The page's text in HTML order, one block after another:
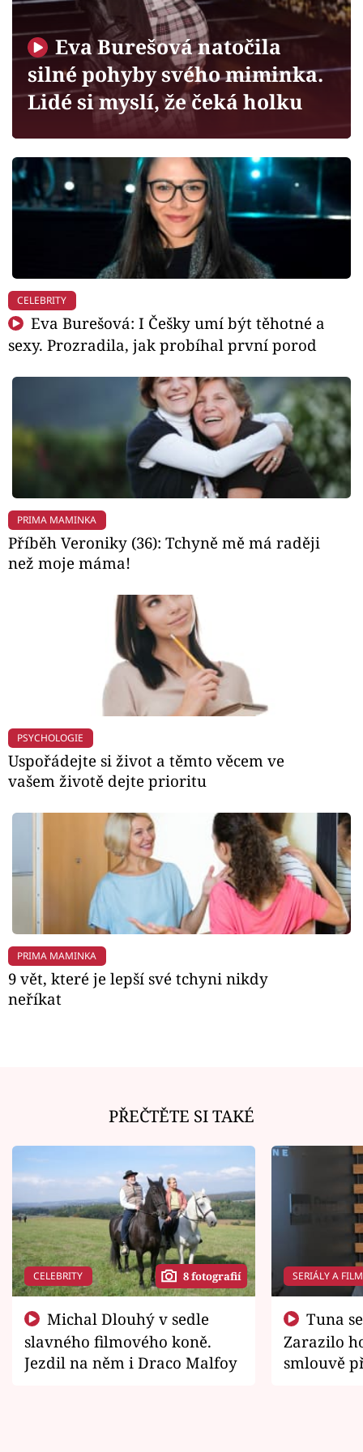
Sledujte prima+
Filmový festival Karlovy Vary
Mámy sobě
Přihlášení
Sledujte nás
Eva Burešová natočila
silné pohyby svého miminka.
Lidé si myslí, že čeká holku
CELEBRITY
Eva Burešová: I Češky umí být těhotné a
sexy. Prozradila, jak probíhal první porod
PRIMA MAMINKA
Příběh Veroniky (36): Tchyně mě má raději
než moje máma!
PSYCHOLOGIE
Uspořádejte si život a těmto věcem ve
vašem životě dejte prioritu
PRIMA MAMINKA
9 vět, které je lepší své tchyni nikdy
neříkat
PŘEČTĚTE SI TAKÉ
CELEBRITY 8 fotografií
slavného filmového koně.
Jezdil na něm i Draco Malfoy
SERIÁLY A
Zarazilo
smlouvě